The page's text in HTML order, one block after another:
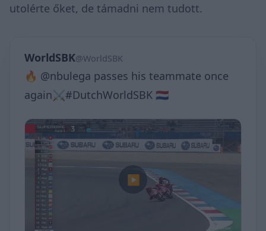
utolérte őket, de támadni nem tudott.
WorldSBK@WorldSBK
🔥 @nbulega passes his teammate once
again⚔️#DutchWorldSBK 🇳🇱
▶